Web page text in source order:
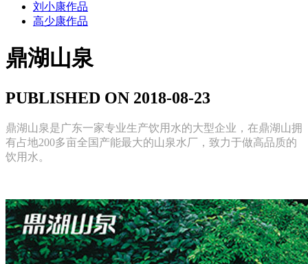
刘小康作品
高少康作品
鼎湖山泉
PUBLISHED ON 2018-08-23
鼎湖山泉是广东一家专业生产饮用水的大型企业，在鼎湖山拥
有占地200多亩全国产能最大的山泉水厂，致力于做高品质的
饮用水。